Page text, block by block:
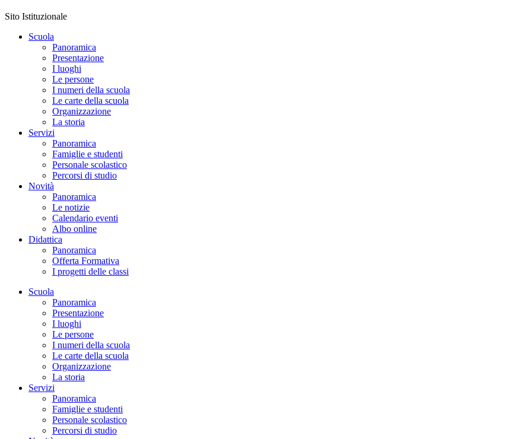
Sito Istituzionale
Scuola
Panoramica
Presentazione
I luoghi
Le persone
I numeri della scuola
Le carte della scuola
Organizzazione
La storia
Servizi
Panoramica
Famiglie e studenti
Personale scolastico
Percorsi di studio
Novità
Panoramica
Le notizie
Calendario eventi
Albo online
Didattica
Panoramica
Offerta Formativa
I progetti delle classi
Scuola
Panoramica
Presentazione
I luoghi
Le persone
I numeri della scuola
Le carte della scuola
Organizzazione
La storia
Servizi
Panoramica
Famiglie e studenti
Personale scolastico
Percorsi di studio